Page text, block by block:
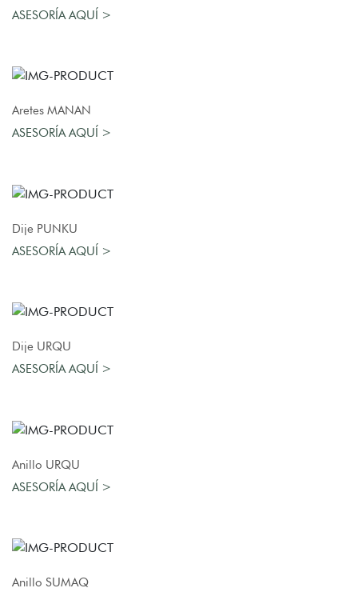
ASESORÍA AQUÍ >
Aretes MANAN
ASESORÍA AQUÍ >
Dije PUNKU
ASESORÍA AQUÍ >
Dije URQU
ASESORÍA AQUÍ >
Anillo URQU
ASESORÍA AQUÍ >
Anillo SUMAQ